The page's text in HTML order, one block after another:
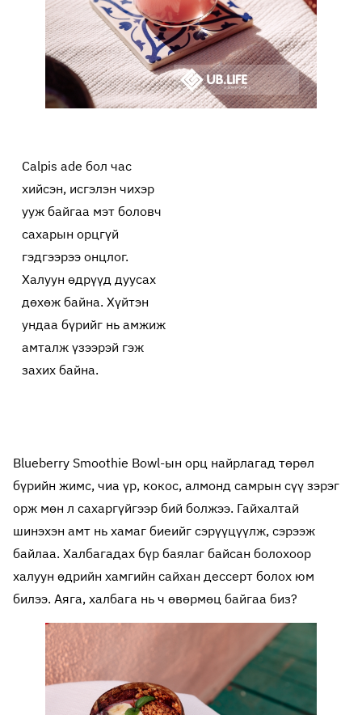
Calpis ade бол час
хийсэн, исгэлэн чихэр
ууж байгаа мэт боловч
сахарын орцгүй
гэдгээрээ онцлог.
Халуун өдрүүд дуусах
дөхөж байна. Хүйтэн
ундаа бүрийг нь амжиж
амталж үзээрэй гэж
захих байна.
Blueberry Smoothie Bowl-ын орц найрлагад төрөл
бүрийн жимс, чиа үр, кокос, алмонд самрын сүү зэрэг
орж мөн л сахаргүйгээр бий болжээ. Гайхалтай
шинэхэн амт нь хамаг биеийг сэрүүцүүлж, сэрээж
байлаа. Халбагадах бүр баялаг байсан болохоор
халуун өдрийн хамгийн сайхан дессерт болох юм
билээ. Аяга, халбага нь ч өвөрмөц байгаа биз?